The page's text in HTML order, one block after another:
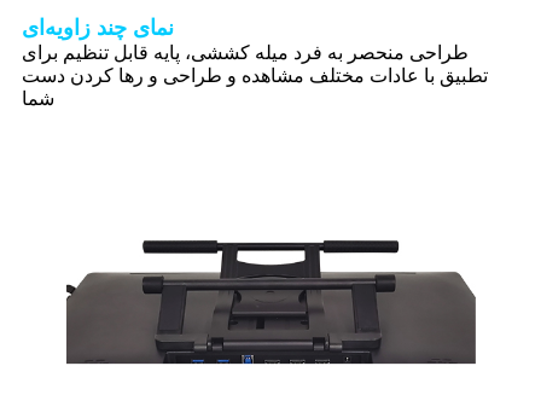
نمای چند زاویه‌ای
طراحی منحصر به فرد میله کششی، پایه قابل تنظیم برای
تطبیق با عادات مختلف مشاهده و طراحی و رها کردن دست
شما